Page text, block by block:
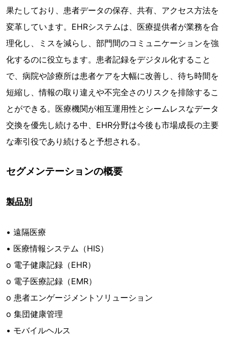
果たしており、患者データの保存、共有、アクセス方法を
変革しています。EHRシステムは、医療提供者が業務を合
理化し、ミスを減らし、部門間のコミュニケーションを強
化するのに役立ちます。患者記録をデジタル化すること
で、病院や診療所は患者ケアを大幅に改善し、待ち時間を
短縮し、情報の取り違えや不完全さのリスクを排除するこ
とができる。医療機関が相互運用性とシームレスなデータ
交換を優先し続ける中、EHR分野は今後も市場成長の主要
な牽引役であり続けると予想される。
セグメンテーションの概要
製品別
• 遠隔医療
• 医療情報システム（HIS）
o 電子健康記録（EHR）
o 電子医療記録（EMR）
o 患者エンゲージメントソリューション
o 集団健康管理
• モバイルヘルス